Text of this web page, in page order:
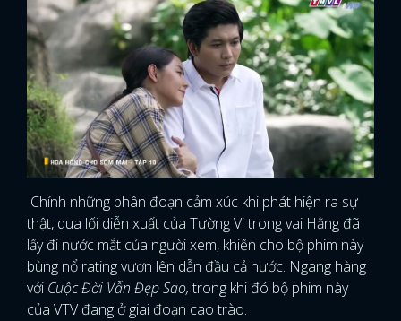
Chính những phân đoạn cảm xúc khi phát hiện ra sự
thật, qua lối diễn xuất của Tường Vi trong vai Hằng đã
lấy đi nước mắt của người xem, khiến cho bộ phim này
bùng nổ rating vươn lên dẫn đầu cả nước. Ngang hàng
với Cuộc Đời Vẫn Đẹp Sao, trong khi đó bộ phim này
của VTV đang ở giai đoạn cao trào.